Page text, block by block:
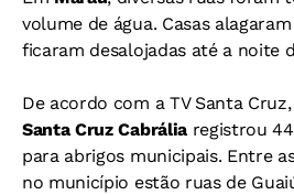
volume de água. Casas
ficaram desalojadas até a noite
De acordo com a TV Santa
Santa Cruz Cabráliaregistrou 44
para abrigos municipais. Entre
no município estão ruas de